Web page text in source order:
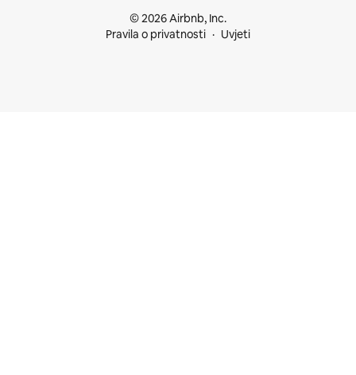
© 2026 Airbnb, Inc.
Pravila o privatnosti
Uvjeti